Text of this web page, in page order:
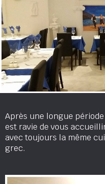
Après une longue
est ravie de vous
avec toujours la même
grec.